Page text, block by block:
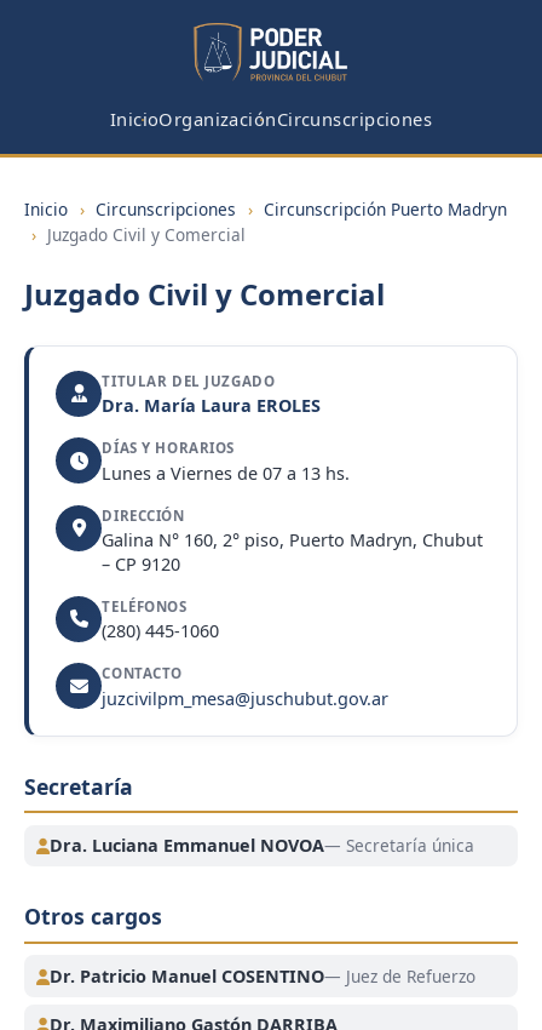
InicioOrganizaciónCircunscripciones
Inicio › Circunscripciones › Circunscripción Puerto Madryn
› Juzgado Civil y Comercial
Juzgado Civil y Comercial
TITULAR DEL JUZGADO
Dra. María Laura EROLES
DÍAS Y HORARIOS
Lunes a Viernes de 07 a 13 hs.
DIRECCIÓN
Galina N° 160, 2° piso, Puerto Madryn, Chubut
– CP 9120
TELÉFONOS
(280) 445-1060
CONTACTO
juzcivilpm_mesa@juschubut.gov.ar
Secretaría
Dra. Luciana Emmanuel NOVOA— Secretaría única
Otros cargos
Dr. Patricio Manuel COSENTINO— Juez de Refuerzo
Dr. Maximiliano Gastón DARRIBA